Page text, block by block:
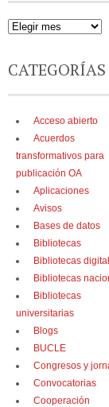
CATEGORÍAS
Acceso abierto
Acuerdos
transformativos para
publicación OA
Aplicaciones
Avisos
Bases de datos
Bibliotecas
Bibliotecas
Bibliotecas
Bibliotecas
universitarias
Blogs
BUCLE
Congresos y
Convocatorias
Cooperación